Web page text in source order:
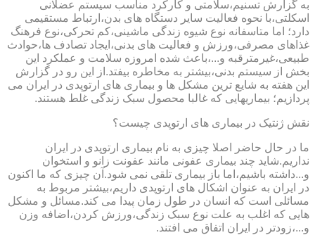
به گزارش تسنیم،سلامتی و کارکرد مناسب سیستم عضلانی
اسکلتی،با نحوه فعالیت سایر دستگاه های بدن،ارتباط مستقیمی
دارد؛ اما متاسفانه نوع شیوه زندگی ماشینی،کم تحرکی،نوع فرهنگ
غذاهای مصرفی،ورزش و فعالیت های بدنی،ایجاد تصادف ها،حوادث
طبیعی،غیرمترقبه و...،باعث شده امروزه سلامت و عملکرد این
بخش از سیستم بدنی،بیشتر به مخاطره بیفتد.از این رو در گزارش
این هفته به شایع ترین مشکل ها و بیماری های ارتوپدی در ایران می
پردازیم؛ بیماریهایی که غالبا محصول سبک زندگی غلط هستند.
نقش ژنتیک در بیماری های ارتوپدی چیست؟
ما در حال حاضر اصلا چیزی به نام بیماری ارتوپدی در ایران
نداریم.شاید چند بیماری عفونی مانند عفونت زانو و استخوان
و...داشته باشیم،اما باز بیماری تلقی نمی شود.آن چیزی که ما اکنون
در ایران به عنوان اشکال های ارتوپدی داریم،بیشتر مربوط به
مسائلی است که انسان در طول زمان پیدا می کند.مسائل و مشکل
هایی که اغلب به علت نوع سبک زندگی،ورزش کردن،اضافه وزن
و...،زودتر در ایران اتفاق می افتند.